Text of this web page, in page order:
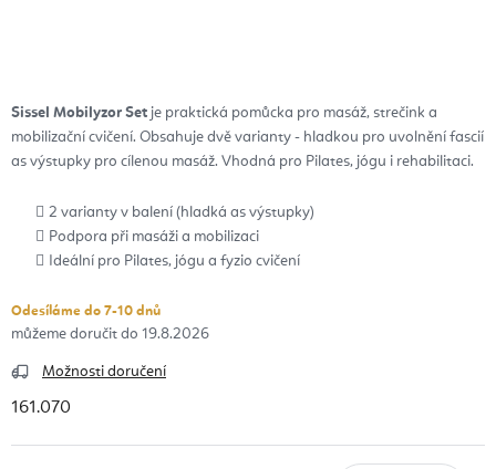
Sissel Mobilyzor Set je praktická pomůcka pro masáž, strečink a
mobilizační cvičení. Obsahuje dvě varianty - hladkou pro uvolnění fascií
as výstupky pro cílenou masáž. Vhodná pro Pilates, jógu i rehabilitaci.
2 varianty v balení (hladká as výstupky)
Podpora při masáži a mobilizaci
Ideální pro Pilates, jógu a fyzio cvičení
Odesíláme do 7-10 dnů
19.8.2026
Možnosti doručení
161.070